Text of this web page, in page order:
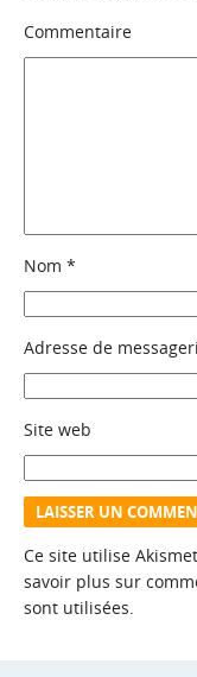
Commentaire
Nom *
Adresse de
Site web
Ce site utilise
savoir plus sur
sont utilisées.